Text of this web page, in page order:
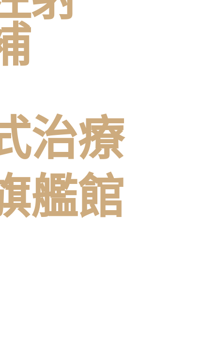
治療
艦館